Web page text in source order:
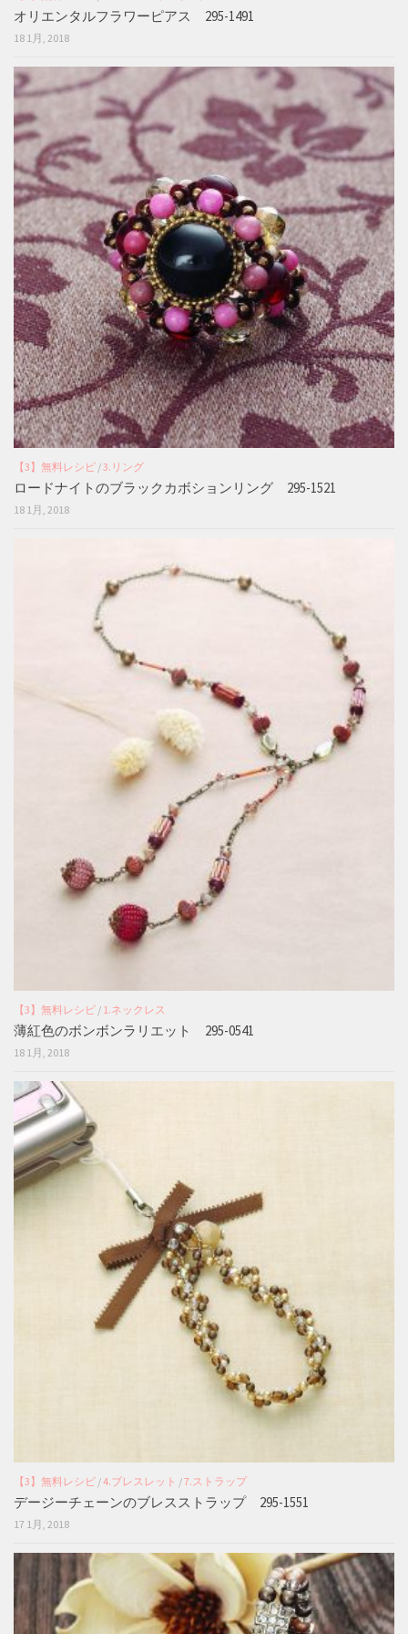
オリエンタルフラワーピアス 295-1491
18 1月, 2018
【3】無料レシピ /3.リング
ロードナイトのブラックカボションリング 295-1521
18 1月, 2018
【3】無料レシピ / 1.ネックレス
薄紅色のボンボンラリエット 295-0541
18 1月, 2018
【3】無料レシピ /4.ブレスレット /7.ストラップ
デージーチェーンのブレスストラップ 295-1551
17 1月, 2018